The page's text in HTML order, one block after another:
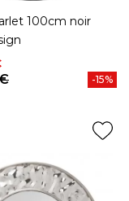
100cm noir
-15%